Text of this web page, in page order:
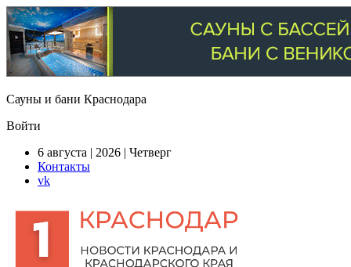
Сауны и бани Краснодара
Войти
6 августа | 2026 | Четверг
Контакты
vk